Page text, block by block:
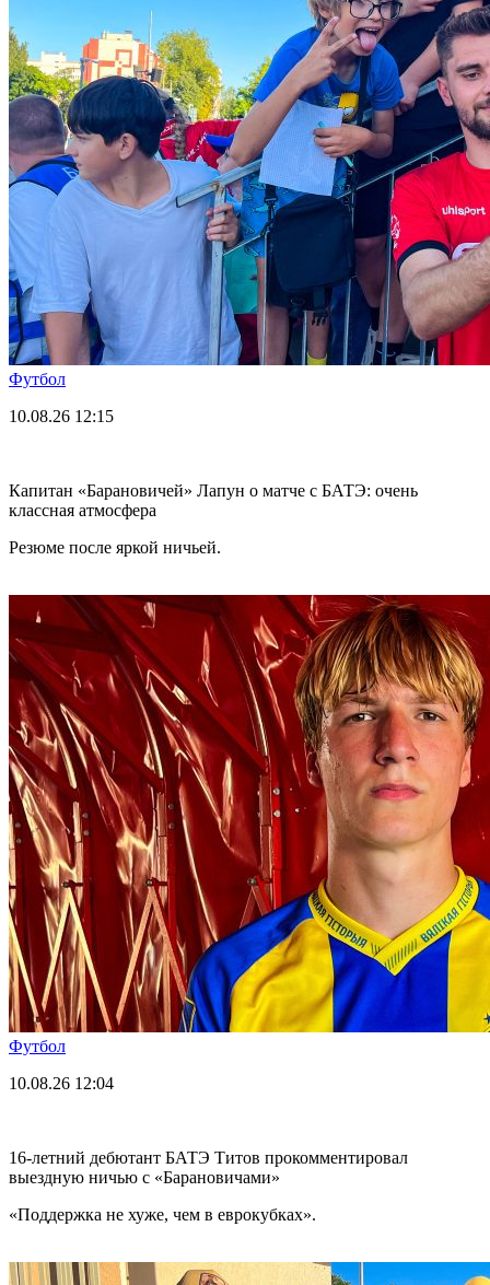
Футбол
10.08.26 12:15
Капитан «Барановичей» Лапун о матче с БАТЭ: очень
классная атмосфера
Резюме после яркой ничьей.
Футбол
10.08.26 12:04
16-летний дебютант БАТЭ Титов прокомментировал
выездную ничью с «Барановичами»
«Поддержка не хуже, чем в еврокубках».